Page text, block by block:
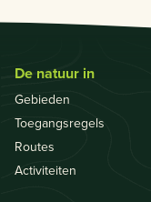
De natuur in
Gebieden
Toegangsregels
Routes
Activiteiten